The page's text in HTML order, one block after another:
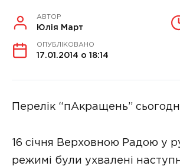
АВТОР
Юлія Март
ОПУБЛІКОВАНО
17.01.2014 о 18:14
Перелік “пАкращень”
16 січня Верховною Радою у
режимі були ухвалені